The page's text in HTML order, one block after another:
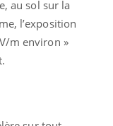
au sol sur la
l’exposition
m environ »